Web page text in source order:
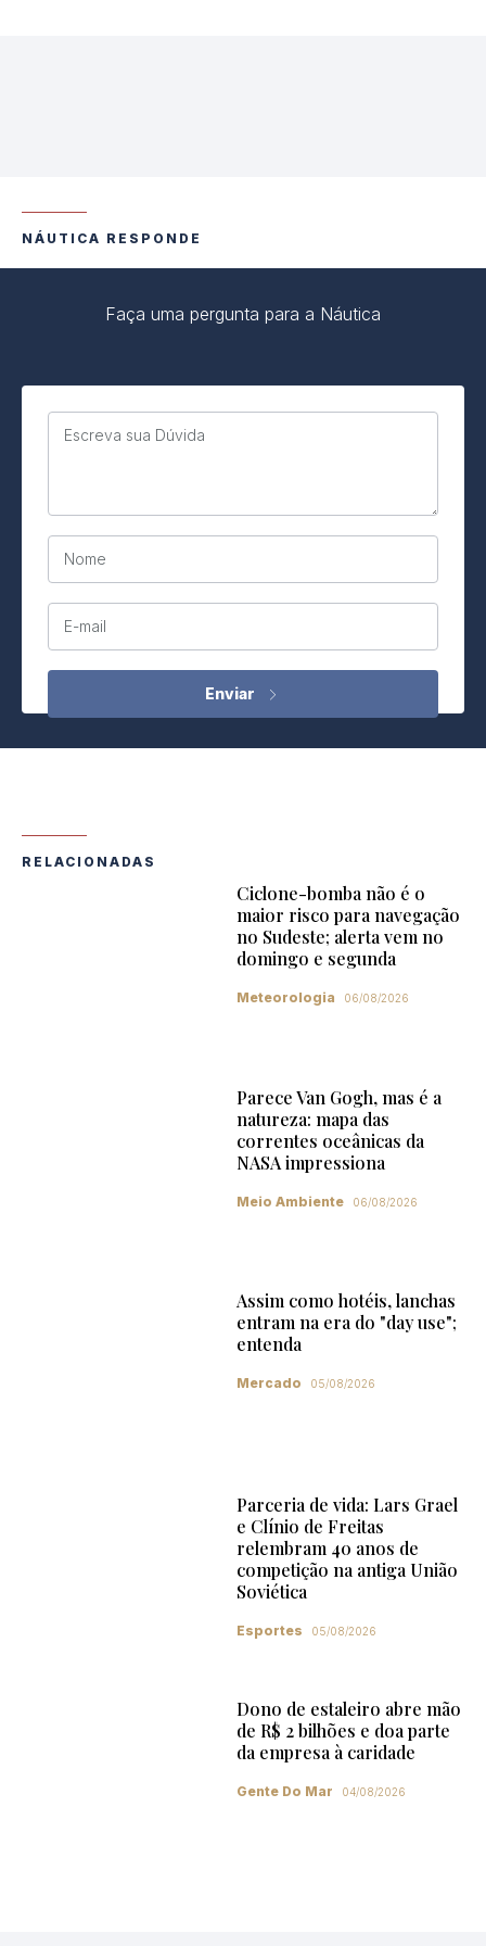
NÁUTICA RESPONDE
Faça uma pergunta para a Náutica
Escreva sua Dúvida
Nome
E-mail
RELACIONADAS
Ciclone-bomba não é o
maior risco para navegação
no Sudeste; alerta vem no
domingo e segunda
Meteorologia 06/08/2026
Parece Van Gogh, mas é a
natureza: mapa das
correntes oceânicas da
NASA impressiona
Meio Ambiente 06/08/2026
Assim como hotéis, lanchas
entram na era do "day use";
entenda
Mercado 05/08/2026
Parceria de vida: Lars Grael
e Clínio de Freitas
relembram 40 anos de
competição na antiga União
Soviética
Esportes 05/08/2026
Dono de estaleiro abre mão
de R$ 2 bilhões e doa parte
da empresa à caridade
Gente Do Mar 04/08/2026